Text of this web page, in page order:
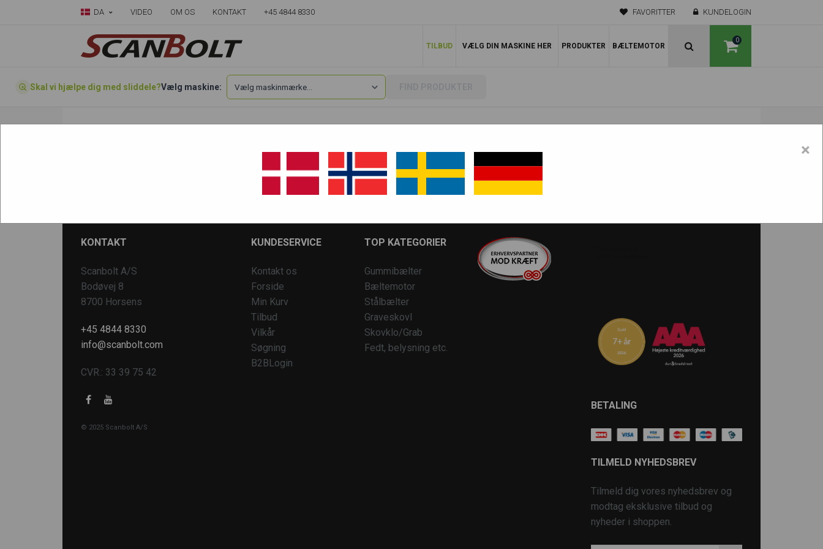
DA VIDEO OM OS KONTAKT +45 4844 8330 FAVORITTER KUNDELOGIN
0
TILBUD VÆLG DIN MASKINE HER PRODUKTER BÆLTEMOTOR
Skal vi hjælpe dig med sliddele?Vælg maskine:
803 RD
KONTAKT
Scanbolt A/S
Bodøvej 8
8700 Horsens
+45 4844 8330
info@scanbolt.com
CVR.: 33 39 75 42
© 2025 Scanbolt A/S
KUNDESERVICE
Kontakt os
Forside
Min Kurv
Tilbud
Vilkår
Søgning
B2BLogin
TOP KATEGORIER
Gummibælter
Bæltemotor
Stålbælter
Graveskovl
Skovklo/Grab
Fedt, belysning etc.
BETALING
TILMELD NYHEDSBREV
Tilmeld dig vores nyhedsbrev og
modtag eksklusive tilbud og
nyheder i shoppen.
×